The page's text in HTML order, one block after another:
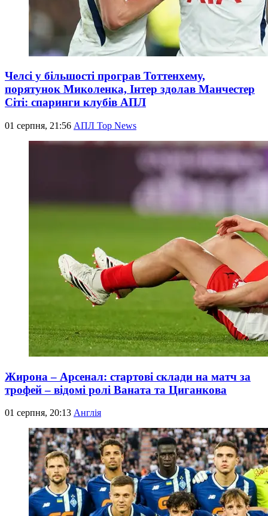
Челсі у більшості програв Тоттенхему,
порятунок Миколенка, Інтер здолав Манчестер
Сіті: спаринги клубів АПЛ
01 серпня, 21:56 АПЛ Top News
Жирона – Арсенал: стартові склади на матч за
трофей – відомі ролі Ваната та Циганкова
01 серпня, 20:13 Англія